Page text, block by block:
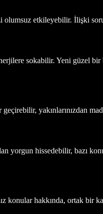
etkileyebilir. İlişki
sokabilir. Yeni güzel
yakınlarınızdan
yorgun hissedebilir, bazı
konular hakkında, ortak